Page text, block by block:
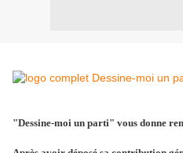
"Dessine-moi un parti" vous donne